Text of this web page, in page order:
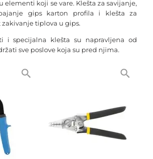
elementi koji se vare. Klešta za savijanje,
gips karton profila i klešta za
tiplova u gips.
i specijalna klešta su napravljena od
sve poslove koja su pred njima.